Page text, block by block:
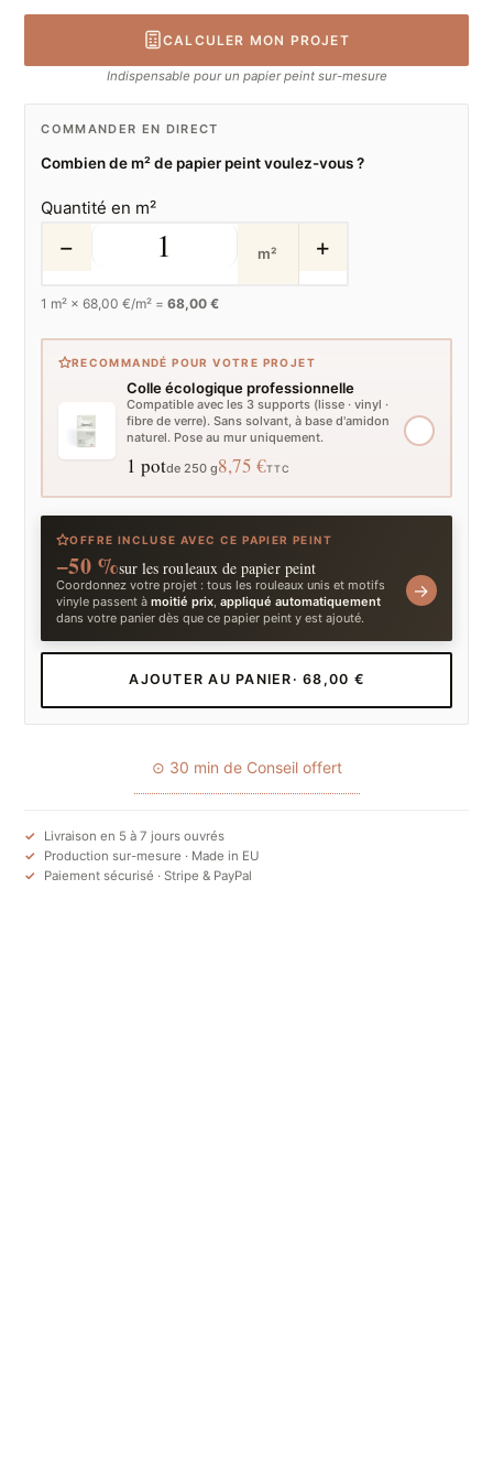
CALCULER MON PROJET
Indispensable pour un papier peint sur-mesure
COMMANDER EN DIRECT
Combien de m² de papier peint voulez-vous ?
Quantité en m²
− m² +
1 m² ×68,00 €/m² =68,00 €
RECOMMANDÉ POUR VOTRE PROJET
Colle écologique professionnelle
Compatible avec les 3 supports (lisse · vinyl ·
fibre de verre). Sans solvant, à base d'amidon
naturel. Pose au mur uniquement.
1 potde 250 g8,75 €TTC
OFFRE INCLUSE AVEC CE PAPIER PEINT
−50 %sur les rouleaux de papier peint
Coordonnez votre projet : tous les rouleaux unis et motifs
vinyle passent àmoitié prix ,appliqué automatiquement
dans votre panier dès que ce papier peint y est ajouté.
→
AJOUTER AU PANIER · 68,00 €
⊙ 30 min de Conseil offert
Livraison en 5 à 7 jours ouvrés
Production sur-mesure · Made in EU
Paiement sécurisé · Stripe & PayPal